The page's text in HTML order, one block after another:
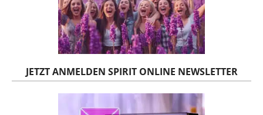
JETZT ANMELDEN SPIRIT ONLINE NEWSLETTER